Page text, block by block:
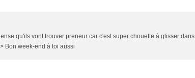
qu'ils vont trouver preneur car c'est super chouette à glisser dans
Bon week-end à toi aussi